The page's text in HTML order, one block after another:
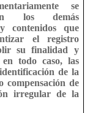
se
los demás
contenidos que
el registro
su finalidad y
en todo caso, las
de la
compensación de
irregular de la